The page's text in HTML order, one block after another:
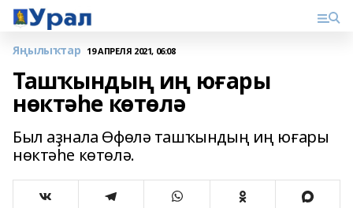
Яңылыҡтар 19 АПРЕЛЯ 2021, 06:08
Ташҡындың иң юғары
нөктәһе көтөлә
Был аҙнала Өфөлә ташҡындың иң юғары
нөктәһе көтөлә.